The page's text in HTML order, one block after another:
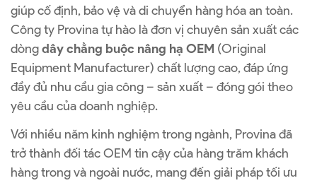
giúp cố định, bảo vệ và di chuyển hàng hóa an toàn.
Công ty Provina tự hào là đơn vị chuyên sản xuất các
dòngdây chằng buộc nâng hạ OEM (Original
Equipment Manufacturer) chất lượng cao, đáp ứng
đầy đủ nhu cầu gia công – sản xuất – đóng gói theo
yêu cầu của doanh nghiệp.
Với nhiều năm kinh nghiệm trong ngành, Provina đã
trở thành đối tác OEM tin cậy của hàng trăm khách
hàng trong và ngoài nước, mang đến giải pháp tối ưu